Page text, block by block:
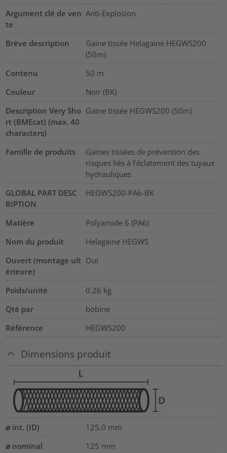
Argument clé de ven
te
Anti-Explosion
Brève description
Gaine tissée Helagaine HEGWS200
(50m)
Contenu
50 m
Couleur
Noir (BK)
Description Very Sho
rt (BMEcat) (max. 40
characters)
Gaine tissée HEGWS200 (50m)
Famille de produits
Gaines tissées de prévention des
risques liés à l'éclatement des tuyaux
hydrauliques
GLOBAL PART DESC
RIPTION
HEGWS200-PA6-BK
Matière
Polyamide 6 (PA6)
Nom du produit
Helagaine HEGWS
Ouvert (montage ult
érieure)
Oui
Poids/unité 0.26 kg
Qté par
bobine
Référence
HEGWS200
Dimensions produit
⌀ int. (ID) 125.0 mm
⌀ nominal
125 mm